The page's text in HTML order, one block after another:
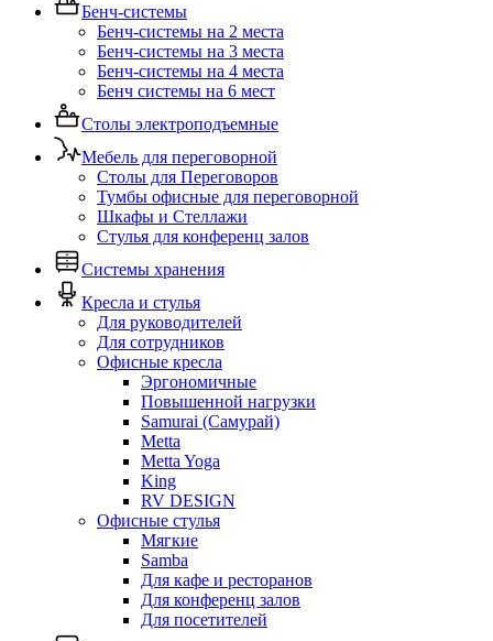
Бенч-системы
Бенч-системы на 2 места
Бенч-системы на 3 места
Бенч-системы на 4 места
Бенч системы на 6 мест
Столы электроподъемные
Мебель для переговорной
Столы для Переговоров
Тумбы офисные для переговорной
Шкафы и Стеллажи
Стулья для конференц залов
Системы хранения
Кресла и стулья
Для руководителей
Для сотрудников
Офисные кресла
Эргономичные
Повышенной нагрузки
Samurai (Самурай)
Metta
Metta Yoga
King
RV DESIGN
Офисные стулья
Мягкие
Samba
Для кафе и ресторанов
Для конференц залов
Для посетителей